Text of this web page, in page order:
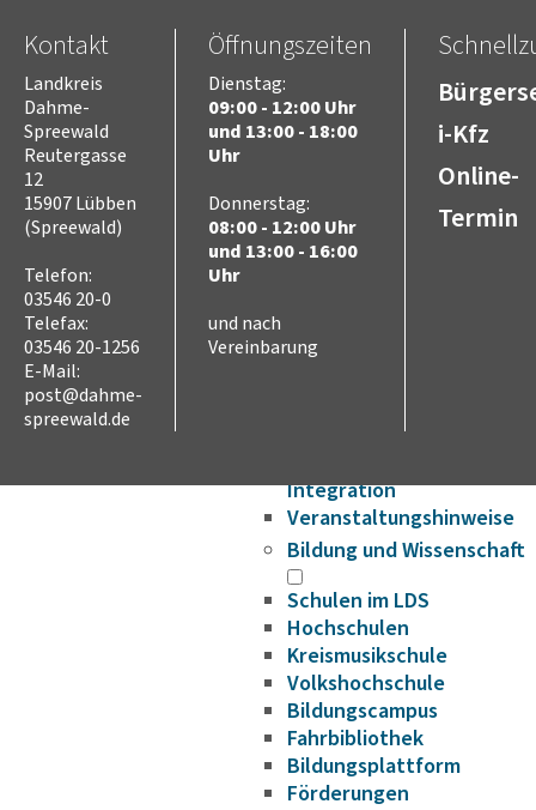
Strukturwandel
Bauen und Wohnen
Breitbandausbau
Asyl, Migration und
Flucht aus der Ukraine
Aufenthaltsrecht
Aufnahme und Wohnen
Sprache
Gesundheit – Ärztliche
Integration
Veranstaltungshinweise
Bildung und Wissenschaft
Schulen im LDS
Hochschulen
Kreismusikschule
Volkshochschule
Bildungscampus
Fahrbibliothek
Bildungsplattform
Förderungen
Kontakt
Landkreis
Dahme-
Spreewald
Reutergasse
12
15907 Lübben
(Spreewald)
Telefon:
03546 20-0
Telefax:
03546 20-1256
E-Mail:
post@dahme-
spreewald.de
Öffnungszeiten
Dienstag:
09:00 - 12:00 Uhr
und 13:00 - 18:00
Uhr
Donnerstag:
08:00 - 12:00 Uhr
und 13:00 - 16:00
Uhr
und nach
Vereinbarung
i-Kfz
Online-
Termin